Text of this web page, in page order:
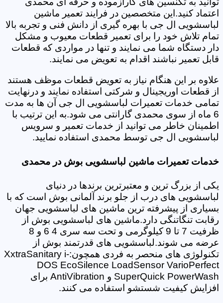
اعتماد کنید.این متخصصین در فرایند تعمیر ماشین
لباسشویی ال جی با بهره گیری از دانش فنی و تجربه بالا
تمام تلاش خود را برای تعمیر قطعات معیوب و مشکل
دار دستگاه شما می نمایند و تنها در مواردی که قطعات
قابل تعمیر نباشند اقدام به تعویض می نمایند.
علاوه بر این هنگام نیاز به تعویض قطعات موظف هستند
از قطعات اوریجینال و شرکتی استفاده نمایند و درنهایت
تمامی خدمات تعمیرات لباسشویی ال جی آن ها به مدت
6 ماه از سوی محمدی گارانتی می شود.به این ترتیب با
اطمینان خاطر می توانید از خدمات تعمیر و سرویس
لباسشویی ال جی توسط محمدی استفاده نمایید.
خدمات تعمیرات ماشین لباسشویی بوش در محمدی
یکی از بزرگ ترین و معتبرترین برندها در دنیای
لباسشویی های درب از جلو برند آلمانی بوش است که با
بسیاری از پیشرفته ترین ماشین های لباسشویی جهان
رقابت تنگاتنگی دارد.ماشین های لباسشویی بوش از
ظرفیت 7 تا 9 کیلوگرمی و تحت سه سری 4 6 و 8
عرضه می شوند.لباسشویی های قدرتمند بوش از
تکنولوژی های منحصر به فردی همچون:XxtraSanitary i-
DOS EcoSilence LoadSensor VarioPerfect
SuperQuick PowerWash و AntiVibration برای
افزایش کیفیت شستشو استفاده می کنند.